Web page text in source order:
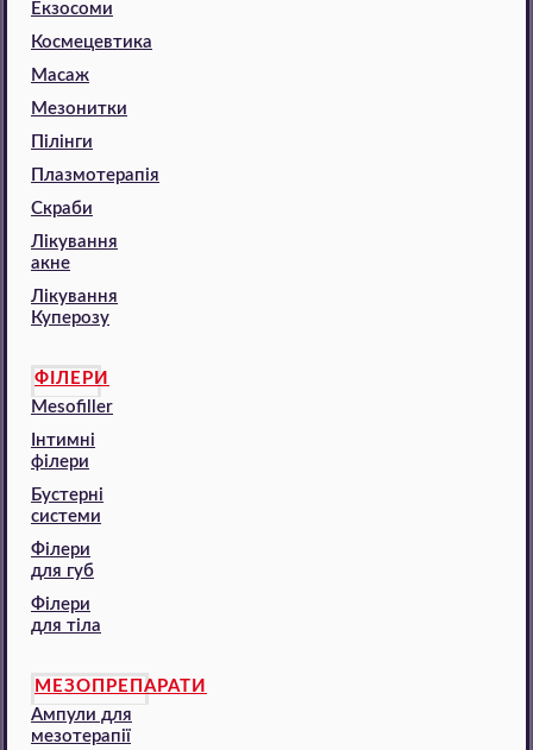
Екзосоми
Космецевтика
Масаж
Мезонитки
Пілінги
Плазмотерапія
Скраби
Лікування
акне
Лікування
Куперозу
ФІЛЕРИ
Mesofiller
Інтимні
філери
Бустерні
системи
Філери
для губ
Філери
для тіла
МЕЗОПРЕПАРАТИ
Ампули для
мезотерапії